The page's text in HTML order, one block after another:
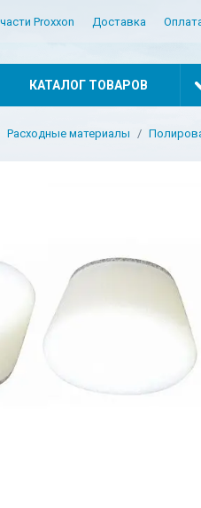
Proxxon Доставка
КАТАЛОГ ТОВАРОВ
Расходные материалы